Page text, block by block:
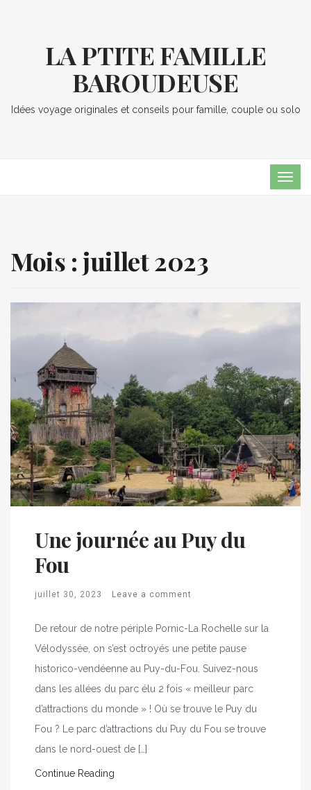
LA PTITE FAMILLE
BAROUDEUSE
Idées voyage originales et conseils pour famille, couple ou solo
Mois :juillet 2023
Une journée au Puy du
Fou
juillet 30, 2023 Leave a comment
De retour de notre périple Pornic-La Rochelle sur la
Vélodyssée, on s’est octroyés une petite pause
historico-vendéenne au Puy-du-Fou. Suivez-nous
dans les allées du parc élu 2 fois « meilleur parc
d’attractions du monde » ! Où se trouve le Puy du
Fou ? Le parc d’attractions du Puy du Fou se trouve
dans le nord-ouest de […]
Continue Reading